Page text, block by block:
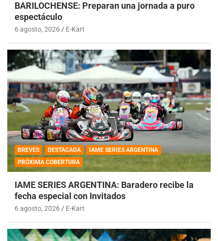
BARILOCHENSE: Preparan una jornada a puro
espectáculo
6 agosto, 2026 E-Kart
BREVES DESTACADA
IAME SERIES ARGENTINA
PRÓXIMA COBERTURA
IAME SERIES ARGENTINA: Baradero recibe la
fecha especial con Invitados
6 agosto, 2026 E-Kart